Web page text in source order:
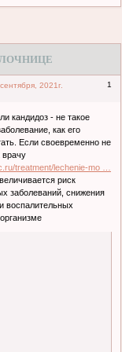
1
2021г.
кандидоз - не такое
как его
Если своевременно не
врачу
treatment/lechenie-mo …
риск
заболеваний, снижения
воспалительных